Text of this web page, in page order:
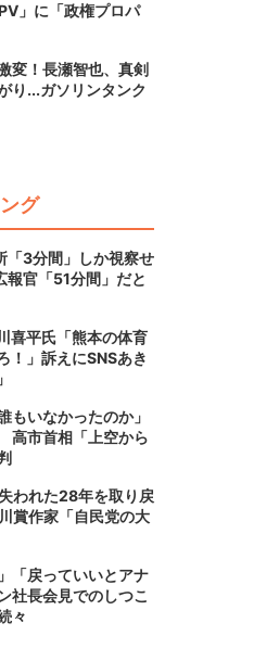
」に「政権プロパ
変！長瀬智也、真剣
り...ガソリンタンク
グ
「3分間」しか視察せ
官「51分間」だと
喜平氏「熊本の体育
！」訴えにSNSあき
もいなかったのか」
高市首相「上空から
われた28年を取り戻
賞作家「自民党の大
「戻っていいとアナ
長会見でのしつこ
々